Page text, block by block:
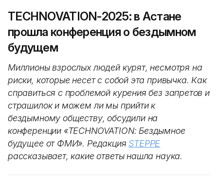
TECHNOVATION-2025: в Астане
прошла конференция о бездымном
будущем
Миллионы взрослых людей курят, несмотря на
риски, которые несет с собой эта привычка. Как
справиться с проблемой курения без запретов и
страшилок и можем ли мы прийти к
бездымному обществу, обсудили на
конференции «TECHNOVATION: Бездымное
будущее от ФМИ». Редакция STEPPE
рассказывает, какие ответы нашла наука.